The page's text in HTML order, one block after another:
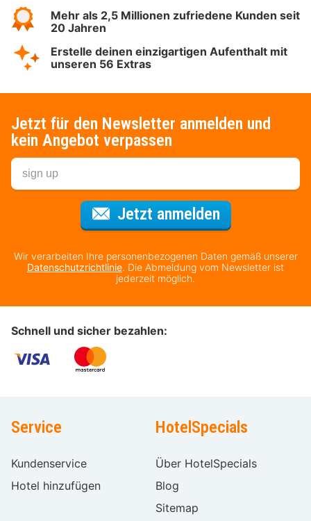
Mehr als 2,5 Millionen zufriedene Kunden seit
20 Jahren
Erstelle deinen einzigartigen Aufenthalt mit
unseren 56 Extras
Jetzt für den Newsletter anmelden und
kein Angebot verpassen
Jetzt anmeldenFür den
Wir verarbeiten Ihre personenbezogenen Daten gemäß unserer
Datenschutzrichtlinie. Die Abmeldung vom Newsletter ist
jederzeit möglich.
Schnell und sicher bezahlen:
Service
Kundenservice
Hotel hinzufügen
HotelSpecials
Über HotelSpecials
Blog
Sitemap